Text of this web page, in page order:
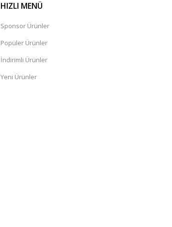
HIZLI MENÜ
Sponsor Ürünler
Popüler Ürünler
İndirimli Ürünler
Yeni Ürünler